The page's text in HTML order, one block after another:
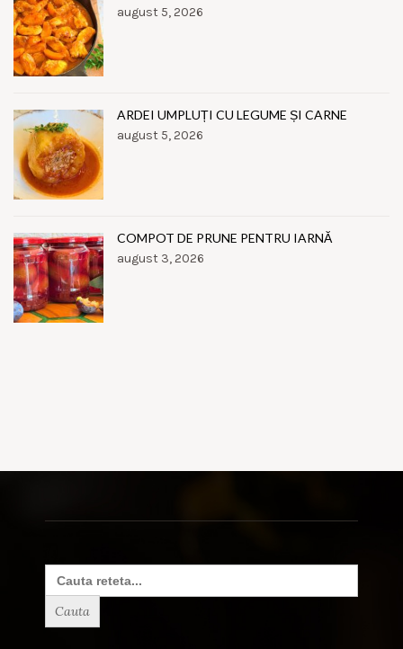
august 5, 2026
ARDEI UMPLUȚI CU LEGUME ȘI CARNE
august 5, 2026
COMPOT DE PRUNE PENTRU IARNĂ
august 3, 2026
Search
for: